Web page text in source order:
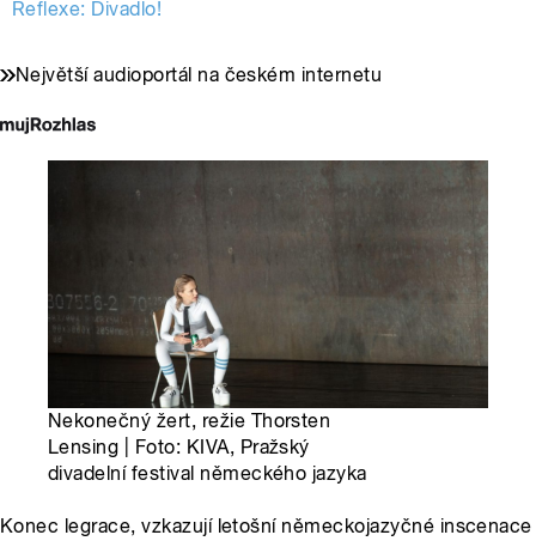
Reflexe: Divadlo!
Největší audioportál na českém internetu
Nekonečný žert, režie Thorsten
Lensing | Foto: KIVA, Pražský
divadelní festival německého jazyka
Konec legrace, vzkazují letošní německojazyčné inscenace